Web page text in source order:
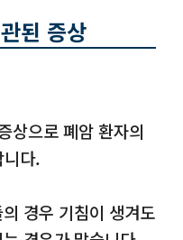
된 증상
상으로 폐암 환자의
니다.
경우 기침이 생겨도